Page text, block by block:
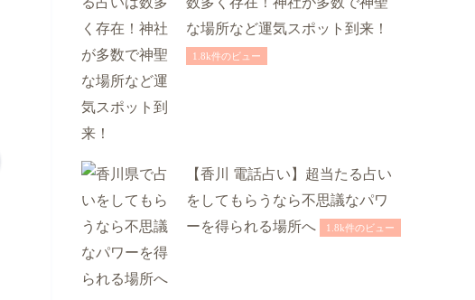
な場所など運気スポット到来！
1.8k件のビュー
【香川 電話占い】超当たる占い
をしてもらうなら不思議なパワ
ーを得られる場所へ
1.8k件のビュー